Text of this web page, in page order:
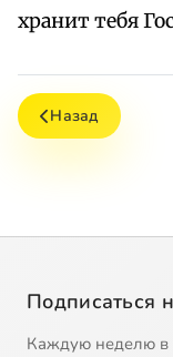
хранит тебя
Назад
Подписаться
Каждую неделю в